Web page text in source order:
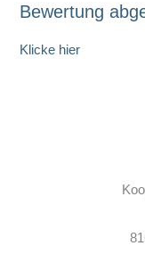
Bewertung
Klicke hier